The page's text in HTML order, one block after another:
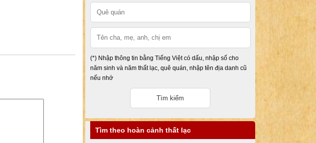
(*) Nhập thông tin bằng Tiếng Việt có dấu, nhập số cho
năm sinh và năm thất lạc, quê quán, nhập tên địa danh cũ
nếu nhớ
Tìm theo hoàn cảnh thất lạc